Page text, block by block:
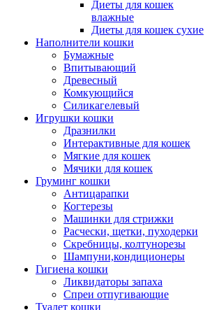
Диеты для кошек
влажные
Диеты для кошек сухие
Наполнители кошки
Бумажные
Впитывающий
Древесный
Комкующийся
Силикагелевый
Игрушки кошки
Дразнилки
Интерактивные для кошек
Мягкие для кошек
Мячики для кошек
Груминг кошки
Антицарапки
Когтерезы
Машинки для стрижки
Расчески, щетки, пуходерки
Скребницы, колтунорезы
Шампуни,кондиционеры
Гигиена кошки
Ликвидаторы запаха
Спреи отпугивающие
Туалет кошки